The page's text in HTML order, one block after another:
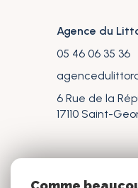
Agence du
05 46 06 35 36
6 Rue de la
17110 Saint-